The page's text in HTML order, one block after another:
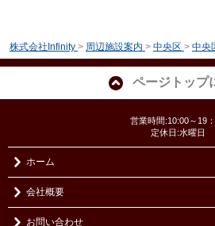
株式会社Infinity > 周辺施設案内 > 中央区 > 中央
ページトップ
営業時間:10:00～19
定休日:水曜日
ホーム
会社概要
お問い合わせ